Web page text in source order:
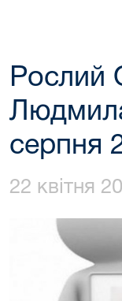
Рослий
серпня
22 квітня